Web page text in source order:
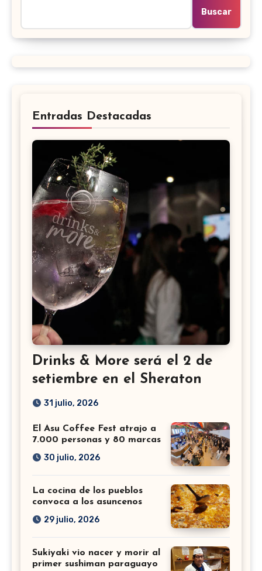
Buscar
Entradas Destacadas
Drinks & More será el 2 de
setiembre en el Sheraton
31 julio, 2026
El Asu Coffee Fest atrajo a
7.000 personas y 80 marcas
30 julio, 2026
La cocina de los pueblos
convoca a los asuncenos
29 julio, 2026
Sukiyaki vio nacer y morir al
primer sushiman paraguayo